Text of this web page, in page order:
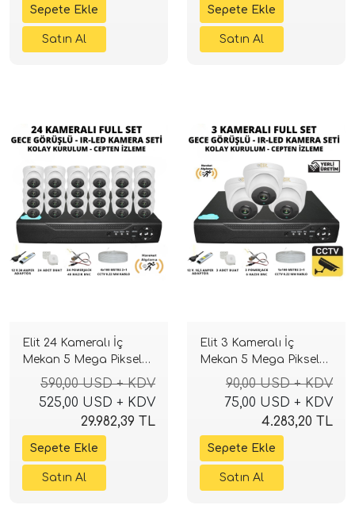
Elit 24 Kameralı İç
Mekan 5 Mega Piksel
Sony Lensli Full Paket
Güvenlik Sistemi
590,00 USD + KDV
525,00 USD + KDV
29.982,39 TL
Elit 3 Kameralı İç
Mekan 5 Mega Piksel
Sony Lensli Full Paket
Güvenlik Sistemi
90,00 USD + KDV
75,00 USD + KDV
4.283,20 TL